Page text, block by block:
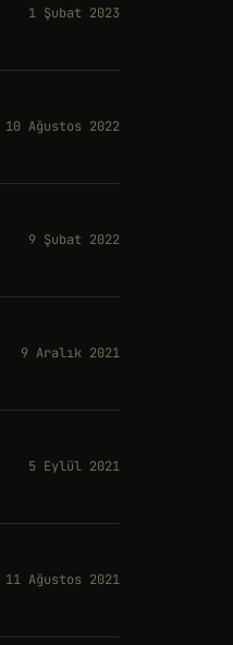
1 Şubat 2023
10 Ağustos 2022
9 Şubat 2022
9 Aralık 2021
5 Eylül 2021
11 Ağustos 2021